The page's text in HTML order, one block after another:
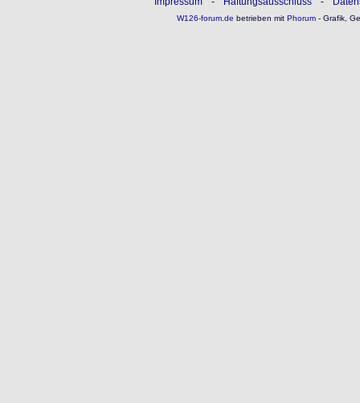
W126-forum.de betrieben mitPhorum- Grafik,